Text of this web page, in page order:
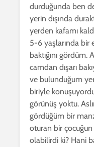
durduğunda ben
yerin dışında
yerden kafamı
5-6 yaşlarında bir
baktığını
camdan dışarı
ve bulunduğum
biriyle
görünüş yoktu.
gördüğüm bir
oturan bir
olabilirdi ki? Hani